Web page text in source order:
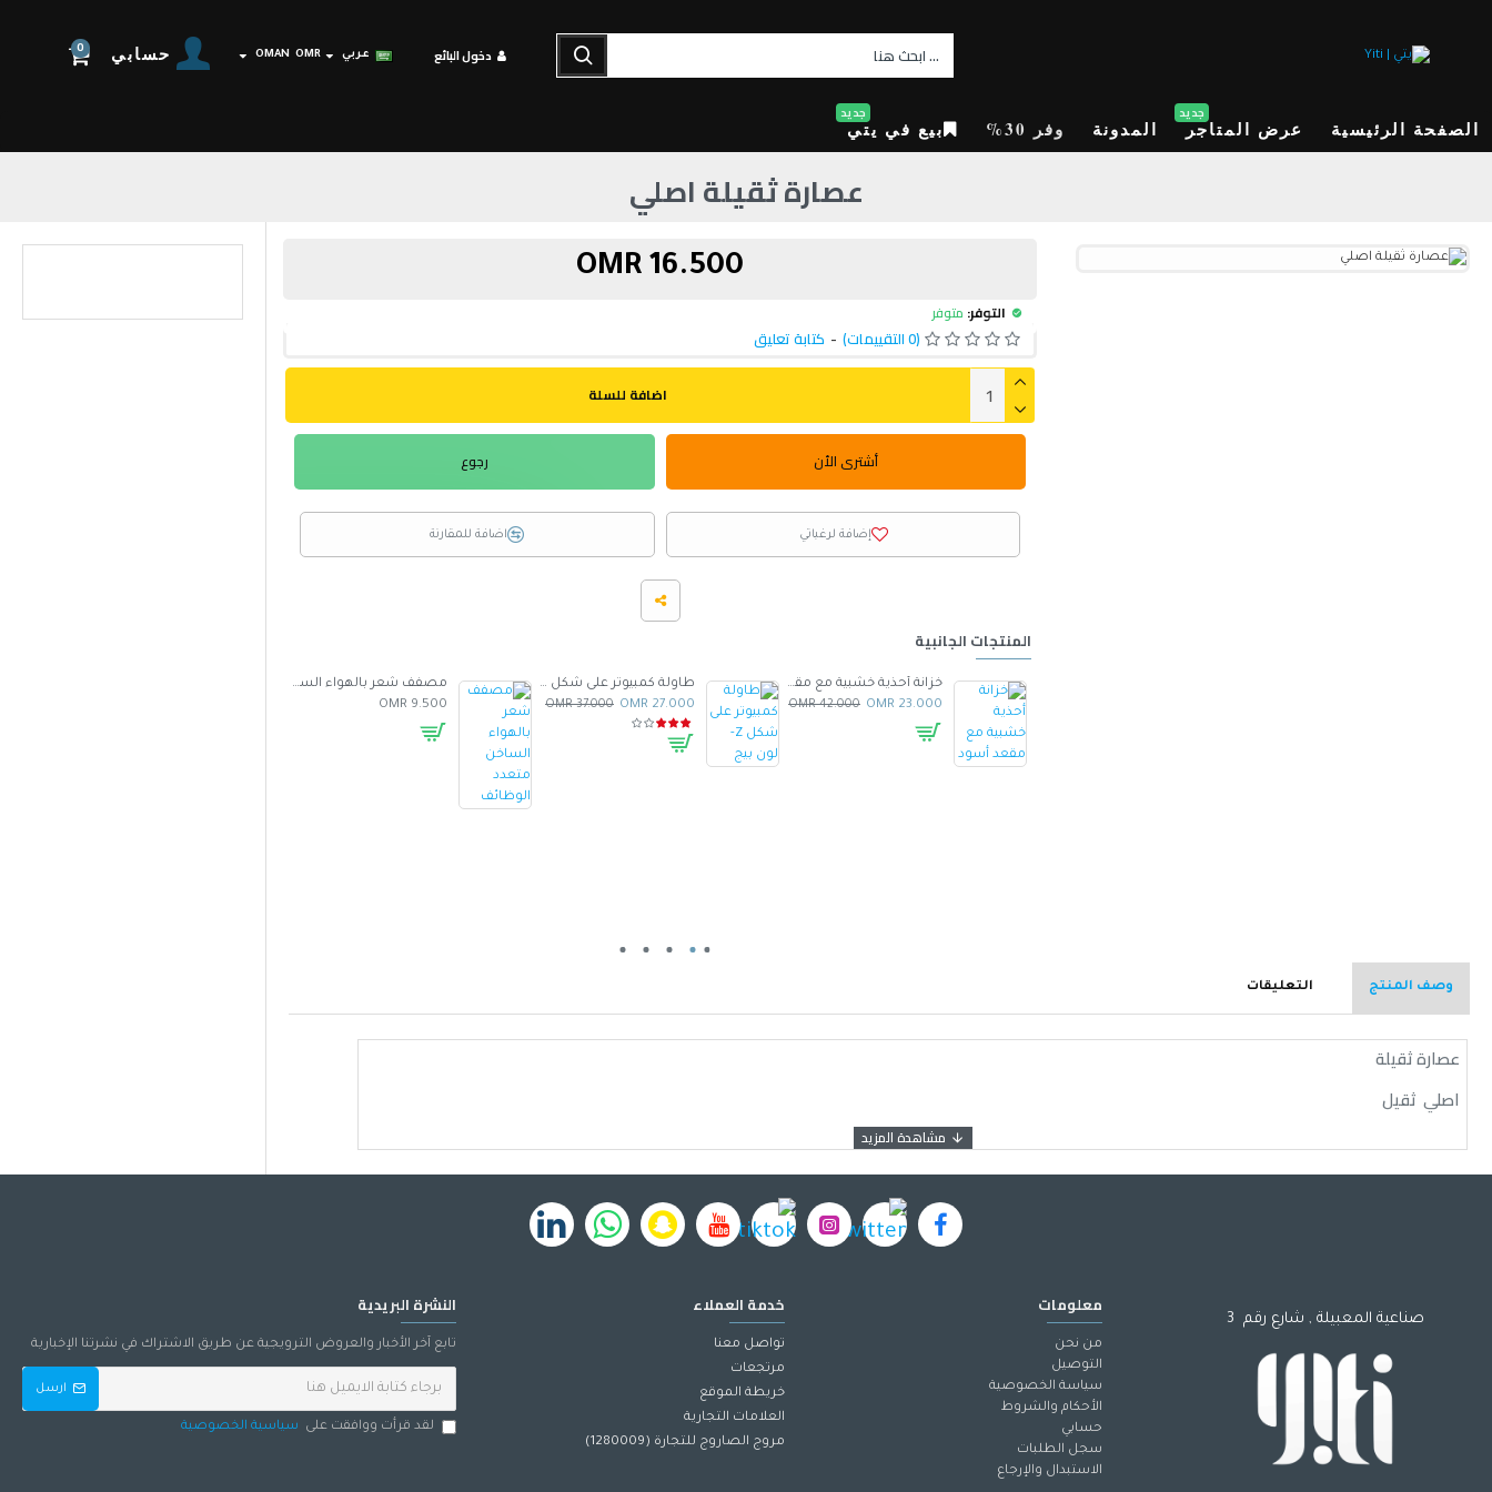
دخول البائع عربي OMR
OMAN حسابي 0
الصفحة الرئيسية عرض المتاجر
جديد
المدونة وفر 30% بيع في يتي
جديد
عصارة ثقيلة اصلي
التوفر: متوفر
(0 التقييمات) - كتابة تعليق
16.500 OMR
اضافة للسلة
أشترى الأن رجوع
إضافة لرغباتي اضافة للمقارنة
المنتجات الجانبية
خزانة أحذية خشبية مع مقعد أسود
23.000 OMR
42.000 OMR
طاولة كمبيوتر على شكل Z- لون بيج
27.000 OMR
37.000 OMR
مصفف شعر بالهواء الساخن متعدد الوظائف
9.500 OMR
وصف المنتج التعليقات
عصارة ثقيلة
اصلي ثقيل
صناعية المعبيلة , شارع رقم 3
معلومات
من نحن
التوصيل
سياسة الخصوصية
الأحكام والشروط
حسابي
سجل الطلبات
الاستبدال والإرجاع
خدمة العملاء
تواصل معنا
مرتجعات
خريطة الموقع
العلامات التجارية
مروج الصاروج للتجارة (1280009)
النشرة البريدية
تابع آخر الأخبار والعروض الترويجية عن طريق الاشتراك في نشرتنا الإخبارية
ارسل
لقد قرأت ووافقت على سياسية الخصوصية